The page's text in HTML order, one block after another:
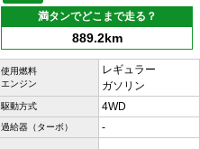
満タンでどこまで走る？
889.2km
使用燃料
エンジン
レギュラー
ガソリン
駆動方式 4WD
過給器（ターボ） -